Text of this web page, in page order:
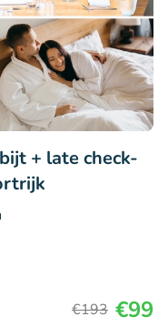
+ late check-
€193 €99